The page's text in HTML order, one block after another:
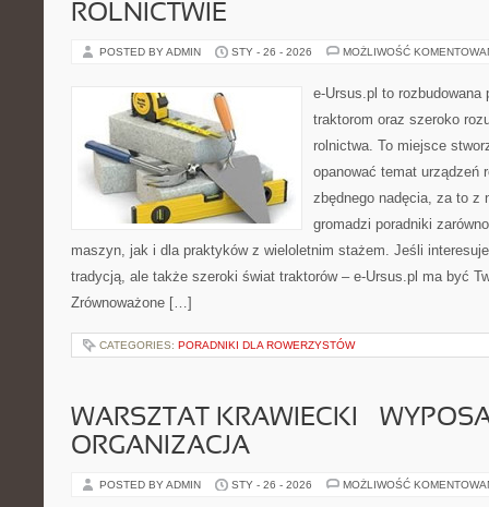
ROLNICTWIE
POSTED BY ADMIN STY - 26 - 2026 MOŻLIWOŚĆ
e-Ursus.pl to rozbudowana
traktorom oraz szeroko
rolnictwa. To miejsce
opanować temat urządzeń
zbędnego nadęcia, za to z
gromadzi poradniki
maszyn, jak i dla praktyków z wieloletnim stażem. Jeśli
tradycją, ale także szeroki świat traktorów – e-Ursus.pl ma być
Zrównoważone […]
CATEGORIES: PORADNIKI DLA ROWERZYSTÓW
WARSZTAT KRAWIECKI –
ORGANIZACJA
POSTED BY ADMIN STY - 26 - 2026 MOŻLIWOŚĆ